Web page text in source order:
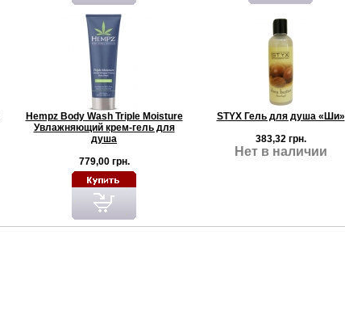
Hempz Body Wash Triple Moisture
Увлажняющий крем-гель для
душа
779,00 грн.
STYX Гель для душа «Ши»
383,32 грн.
Нет в наличии